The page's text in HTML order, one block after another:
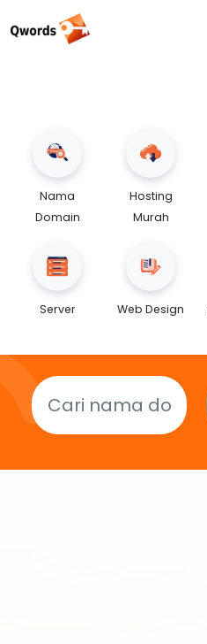
Nama
Domain
Hosting
Murah
Server Web Design